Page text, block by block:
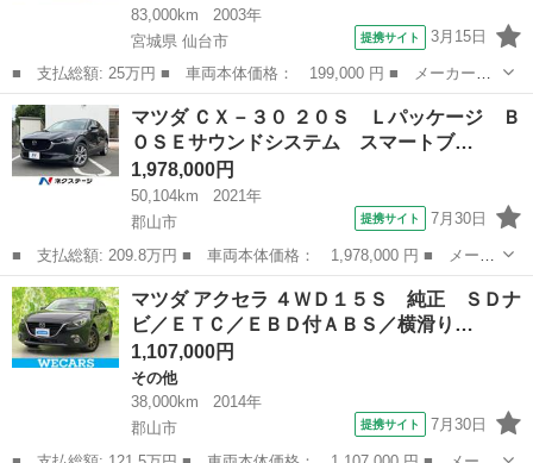
83,000km
2003年
宮城県 仙台市
提携サイト 3月15日
■ 支払総額: 25万円 ■ 車両本体価格： 199,000 円 ■ メーカー
名： マツダ ■ 車種名： ラピュタ ■ グレード名： ■ 排気
量： 660cc ■ ドア枚数： 5D ■ ミッション： MT5速 ■ 店舗P...
宮城 仙台市 その他
マツダ ＣＸ－３０ ２０Ｓ Ｌパッケージ Ｂ
ＯＳＥサウンドシステム スマートブ…
1,978,000円
50,104km
2021年
郡山市
提携サイト 7月30日
■ 支払総額: 209.8万円 ■ 車両本体価格： 1,978,000 円 ■ メーカ
ー名： マツダ ■ 車種名： ＣＸ－３０ ■ グレード名： ２０
Ｓ Ｌパッケージ ＢＯＳＥサウンドシステム スマートブレーキサ
ポート ３...
福島 郡山市 マツダ
マツダ アクセラ ４ＷＤ１５Ｓ 純正 ＳＤナ
ビ／ＥＴＣ／ＥＢＤ付ＡＢＳ／横滑り…
1,107,000円
その他
38,000km
2014年
郡山市
提携サイト 7月30日